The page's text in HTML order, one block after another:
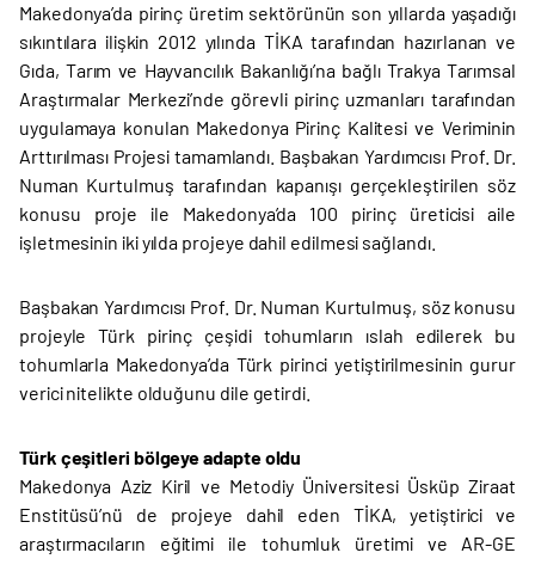
Makedonya’da pirinç üretim sektörünün son yıllarda yaşadığı
sıkıntılara ilişkin 2012 yılında TİKA tarafından hazırlanan ve
Gıda, Tarım ve Hayvancılık Bakanlığı’na bağlı Trakya Tarımsal
Araştırmalar Merkezi’nde görevli pirinç uzmanları tarafından
uygulamaya konulan Makedonya Pirinç Kalitesi ve Veriminin
Arttırılması Projesi tamamlandı. Başbakan Yardımcısı Prof. Dr.
Numan Kurtulmuş tarafından kapanışı gerçekleştirilen söz
konusu proje ile Makedonya’da 100 pirinç üreticisi aile
işletmesinin iki yılda projeye dahil edilmesi sağlandı.
Başbakan Yardımcısı Prof. Dr. Numan Kurtulmuş, söz konusu
projeyle Türk pirinç çeşidi tohumların ıslah edilerek bu
tohumlarla Makedonya’da Türk pirinci yetiştirilmesinin gurur
verici nitelikte olduğunu dile getirdi.
Türk çeşitleri bölgeye adapte oldu
Makedonya Aziz Kiril ve Metodiy Üniversitesi Üsküp Ziraat
Enstitüsü’nü de projeye dahil eden TİKA, yetiştirici ve
araştırmacıların eğitimi ile tohumluk üretimi ve AR-GE